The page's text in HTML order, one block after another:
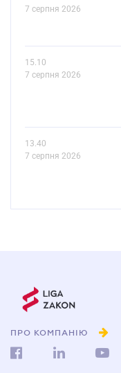
7 серпня 2026
15.10
7 серпня 2026
13.40
7 серпня 2026
ПРО КОМПАНІЮ